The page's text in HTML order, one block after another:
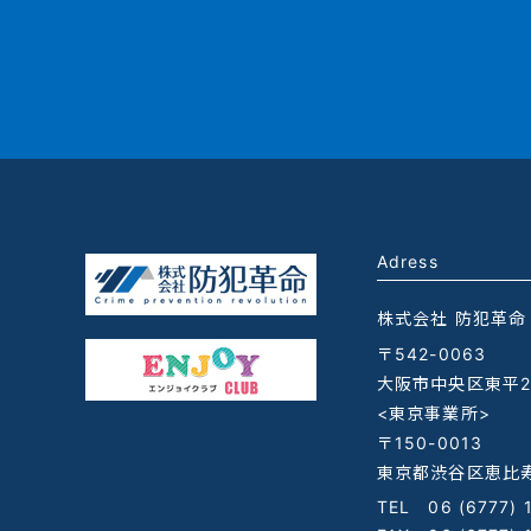
Adress
株式会社 防犯革命
〒542-0063
大阪市中央区東
<東京事業所>
〒150-0013
東京都渋谷区恵比
TEL06 (6777)